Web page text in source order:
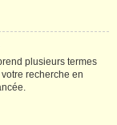
plusieurs termes
recherche en